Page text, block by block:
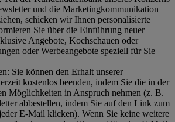
und die Marketingkommunikation
schicken wir Ihnen personalisierte
Sie über die Einführung neuer
Angebote, Kochschauen oder
oder Werbeangebote speziell für Sie
Sie können den Erhalt unserer
kostenlos beenden, indem Sie die in der
Möglichkeiten in Anspruch nehmen (z. B.
abbestellen, indem Sie auf den Link zum
E-Mail klicken). Wenn Sie keine weitere